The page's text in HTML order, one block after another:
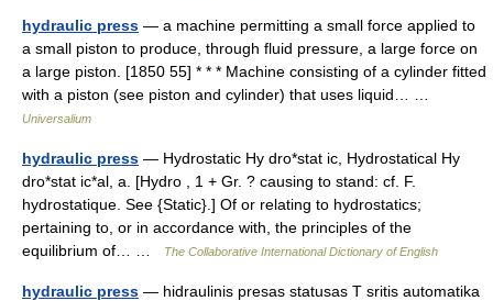
hydraulic press — a machine permitting a small force applied to
a small piston to produce, through fluid pressure, a large force on
a large piston. [1850 55] * * * Machine consisting of a cylinder fitted
with a piston (see piston and cylinder) that uses liquid… …
Universalium
hydraulic press — Hydrostatic Hy dro*stat ic, Hydrostatical Hy
dro*stat ic*al, a. [Hydro , 1 + Gr. ? causing to stand: cf. F.
hydrostatique. See {Static}.] Of or relating to hydrostatics;
pertaining to, or in accordance with, the principles of the
equilibrium of… …
The Collaborative International Dictionary of English
hydraulic press — hidraulinis presas statusas T sritis automatika